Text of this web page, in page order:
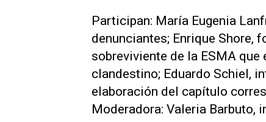
Participan: María Eugenia
denunciantes; Enrique Shore,
sobreviviente de la ESMA
clandestino; Eduardo Schiel,
elaboración del capítulo
Moderadora: Valeria Barbuto,